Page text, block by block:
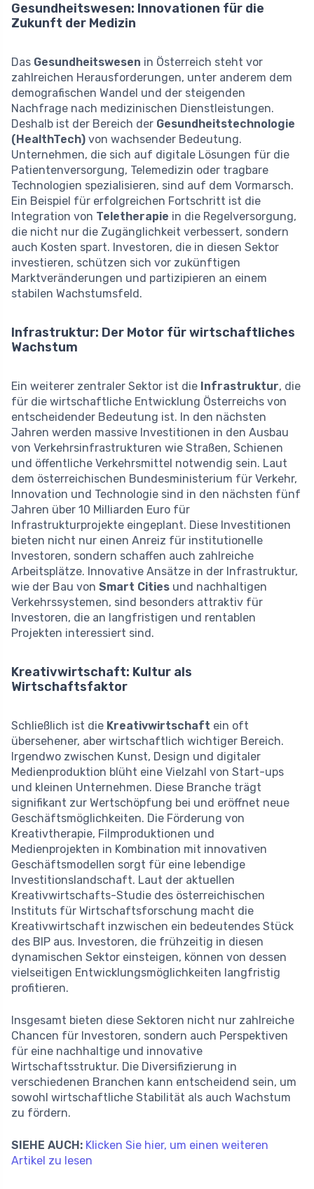
Gesundheitswesen: Innovationen für die
Zukunft der Medizin
Das Gesundheitswesen in Österreich steht vor
zahlreichen Herausforderungen, unter anderem dem
demografischen Wandel und der steigenden
Nachfrage nach medizinischen Dienstleistungen.
Deshalb ist der Bereich der Gesundheitstechnologie
(HealthTech) von wachsender Bedeutung.
Unternehmen, die sich auf digitale Lösungen für die
Patientenversorgung, Telemedizin oder tragbare
Technologien spezialisieren, sind auf dem Vormarsch.
Ein Beispiel für erfolgreichen Fortschritt ist die
Integration von Teletherapie in die Regelversorgung,
die nicht nur die Zugänglichkeit verbessert, sondern
auch Kosten spart. Investoren, die in diesen Sektor
investieren, schützen sich vor zukünftigen
Marktveränderungen und partizipieren an einem
stabilen Wachstumsfeld.
Infrastruktur: Der Motor für wirtschaftliches
Wachstum
Ein weiterer zentraler Sektor ist die Infrastruktur, die
für die wirtschaftliche Entwicklung Österreichs von
entscheidender Bedeutung ist. In den nächsten
Jahren werden massive Investitionen in den Ausbau
von Verkehrsinfrastrukturen wie Straßen, Schienen
und öffentliche Verkehrsmittel notwendig sein. Laut
dem österreichischen Bundesministerium für Verkehr,
Innovation und Technologie sind in den nächsten fünf
Jahren über 10 Milliarden Euro für
Infrastrukturprojekte eingeplant. Diese Investitionen
bieten nicht nur einen Anreiz für institutionelle
Investoren, sondern schaffen auch zahlreiche
Arbeitsplätze. Innovative Ansätze in der Infrastruktur,
wie der Bau von Smart Cities und nachhaltigen
Verkehrssystemen, sind besonders attraktiv für
Investoren, die an langfristigen und rentablen
Projekten interessiert sind.
Kreativwirtschaft: Kultur als
Wirtschaftsfaktor
Schließlich ist die Kreativwirtschaft ein oft
übersehener, aber wirtschaftlich wichtiger Bereich.
Irgendwo zwischen Kunst, Design und digitaler
Medienproduktion blüht eine Vielzahl von Start-ups
und kleinen Unternehmen. Diese Branche trägt
signifikant zur Wertschöpfung bei und eröffnet neue
Geschäftsmöglichkeiten. Die Förderung von
Kreativtherapie, Filmproduktionen und
Medienprojekten in Kombination mit innovativen
Geschäftsmodellen sorgt für eine lebendige
Investitionslandschaft. Laut der aktuellen
Kreativwirtschafts-Studie des österreichischen
Instituts für Wirtschaftsforschung macht die
Kreativwirtschaft inzwischen ein bedeutendes Stück
des BIP aus. Investoren, die frühzeitig in diesen
dynamischen Sektor einsteigen, können von dessen
vielseitigen Entwicklungsmöglichkeiten langfristig
profitieren.
Insgesamt bieten diese Sektoren nicht nur zahlreiche
Chancen für Investoren, sondern auch Perspektiven
für eine nachhaltige und innovative
Wirtschaftsstruktur. Die Diversifizierung in
verschiedenen Branchen kann entscheidend sein, um
sowohl wirtschaftliche Stabilität als auch Wachstum
zu fördern.
SIEHE AUCH: Klicken Sie hier, um einen weiteren
Artikel zu lesen